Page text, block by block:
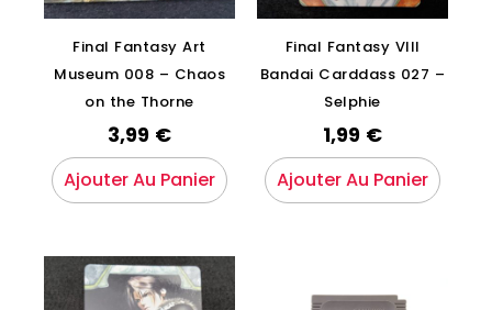
Final Fantasy Art
Museum 008 – Chaos
on the Thorne
3,99 €
Ajouter Au Panier
Final Fantasy VIII
Bandai Carddass 027 –
Selphie
1,99 €
Ajouter Au Panier